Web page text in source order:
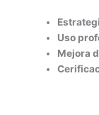
Uso
Mejora